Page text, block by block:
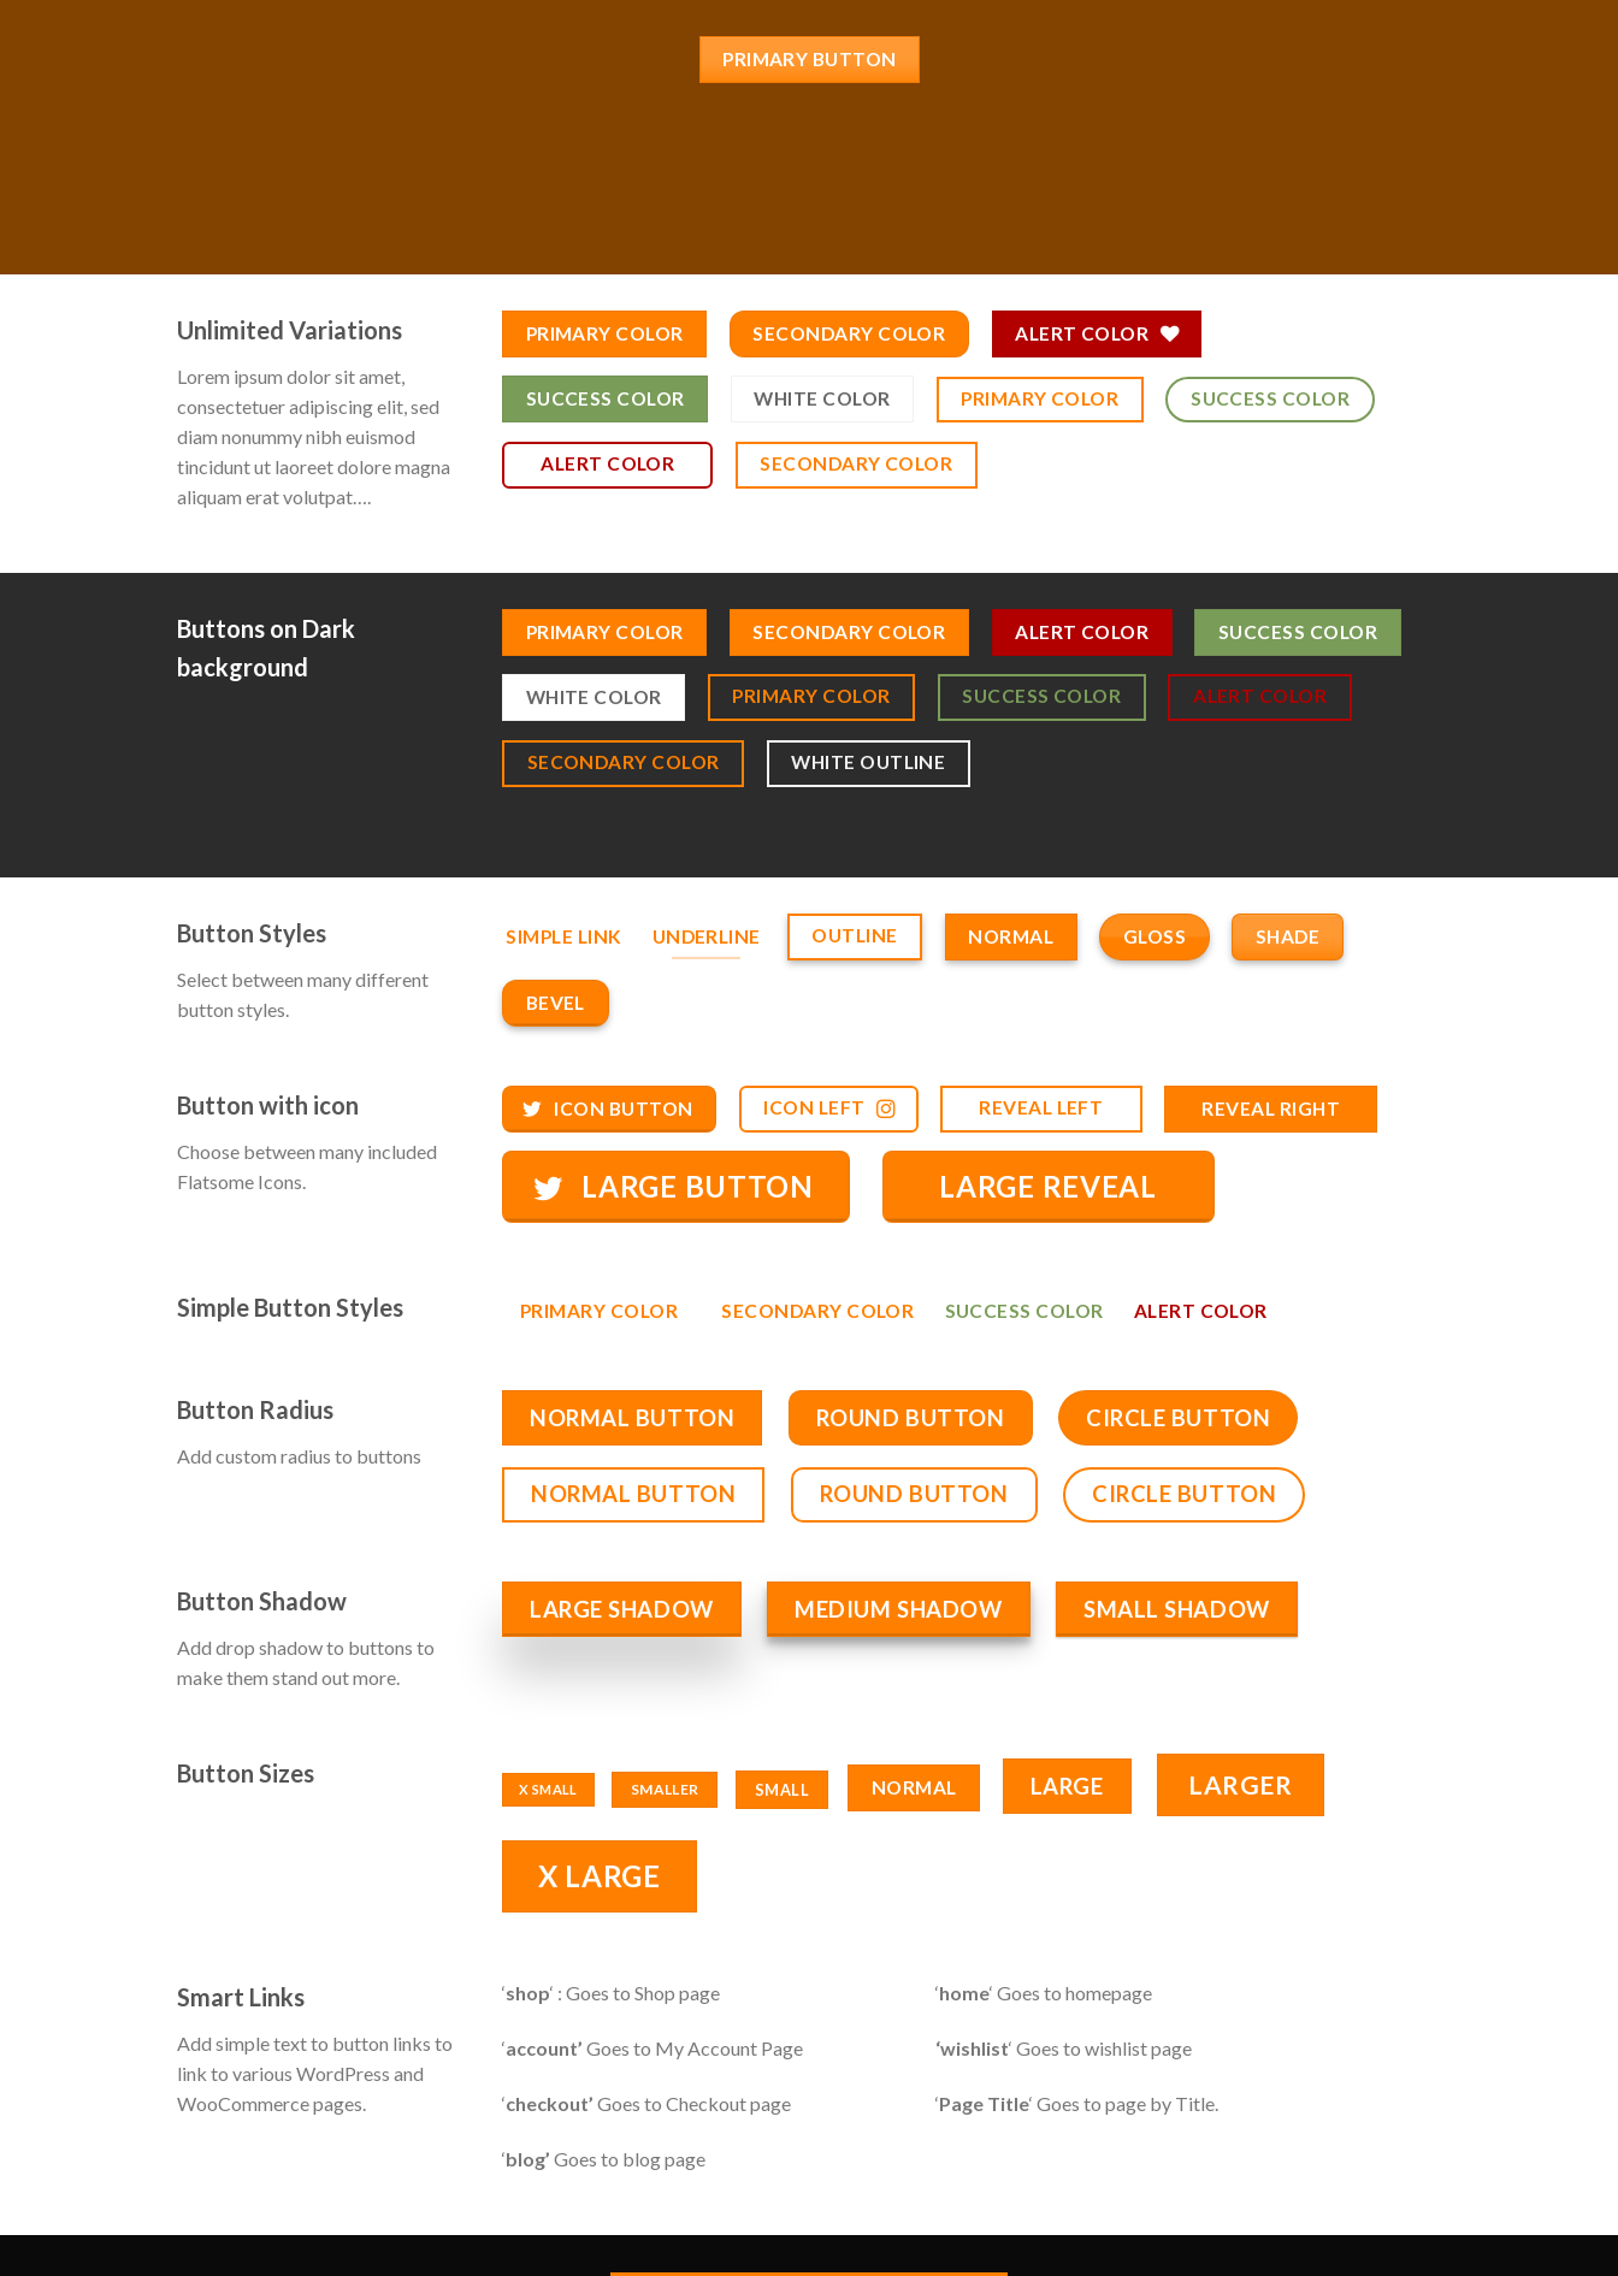
PRIMARY BUTTON
Unlimited Variations
Lorem ipsum dolor sit amet,
consectetuer adipiscing elit, sed
diam nonummy nibh euismod
tincidunt ut laoreet dolore magna
aliquam erat volutpat….
PRIMARY COLOR SECONDARY COLOR ALERT COLOR
SUCCESS COLOR WHITE COLOR PRIMARY COLOR SUCCESS COLOR
ALERT COLOR SECONDARY COLOR
Buttons on Dark
background
PRIMARY COLOR SECONDARY COLOR ALERT COLOR SUCCESS COLOR
WHITE COLOR PRIMARY COLOR SUCCESS COLOR ALERT COLOR
SECONDARY COLOR WHITE OUTLINE
Button Styles
Select between many different
button styles.
SIMPLE LINK UNDERLINE OUTLINE NORMAL GLOSS SHADE
BEVEL
Button with icon
Choose between many included
Flatsome Icons.
ICON BUTTON ICON LEFT REVEAL LEFT REVEAL RIGHT
LARGE BUTTON LARGE REVEAL
Simple Button Styles PRIMARY COLOR SECONDARY COLOR SUCCESS COLOR ALERT COLOR
Button Radius
Add custom radius to buttons
NORMAL BUTTON ROUND BUTTON CIRCLE BUTTON
NORMAL BUTTON ROUND BUTTON CIRCLE BUTTON
Button Shadow
Add drop shadow to buttons to
make them stand out more.
LARGE SHADOW MEDIUM SHADOW SMALL SHADOW
Button Sizes
X SMALL SMALLER SMALL NORMAL LARGE LARGER
X LARGE
Smart Links
Add simple text to button links to
link to various WordPress and
WooCommerce pages.
‘shop‘ : Goes to Shop page
‘account’ Goes to My Account Page
‘checkout’ Goes to Checkout page
‘blog’ Goes to blog page
‘home‘ Goes to homepage
‘wishlist‘ Goes to wishlist page
‘Page Title‘ Goes to page by Title.